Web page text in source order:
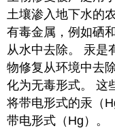
土壤渗入地下水的
有毒金属，例如硒
从水中去除。 汞是
物修复从环境中去
化为无毒形式。 这
将带电形式的汞（
带电形式（Hg）。